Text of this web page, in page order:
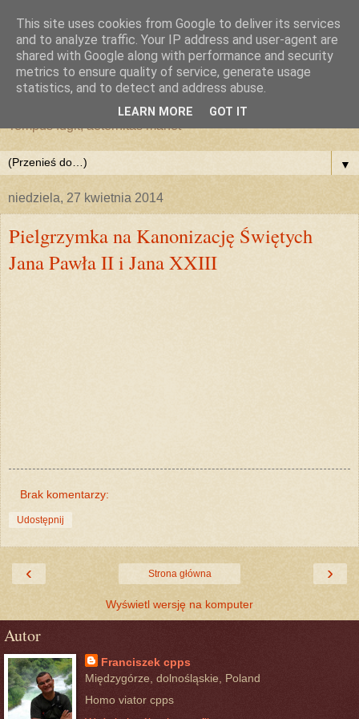
Tempus fugit, aeternitas manet
▼
niedziela, 27 kwietnia 2014
Pielgrzymka na Kanonizację Świętych
Jana Pawła II i Jana XXIII
Brak komentarzy:
Udostępnij
‹ ›
Strona główna
Wyświetl wersję na komputer
Autor
Franciszek cpps
Międzygórze, dolnośląskie, Poland
Homo viator cpps
This site uses cookies from Google to deliver its services
and to analyze traffic. Your IP address and user-agent are
shared with Google along with performance and security
metrics to ensure quality of service, generate usage
statistics, and to detect and address abuse.
LEARN MORE GOT IT